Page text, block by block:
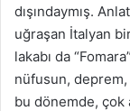
dışındaymış.
uğraşan İtalyan
lakabı da
nüfusun,
bu dönemde, çok